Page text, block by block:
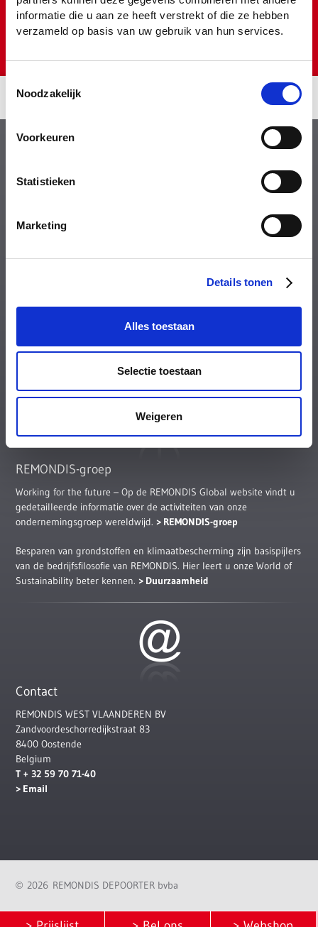
informatie die u aan ze heeft verstrekt of die ze hebben
verzameld op basis van uw gebruik van hun services.
Toestemmingsselectie
Noodzakelijk
Voorkeuren
Statistieken
Marketing
Details tonen
Alles toestaan
Selectie toestaan
Weigeren
REMONDIS DEPOORTER bvba
Algemene voorwaarden
Privacyverklaring
Naar contactformulier
Acceptatievoorwaarden Remondis Depoorter BV ( PDF)
REMONDIS-groep
Working for the future – Op de REMONDIS Global website vindt u
gedetailleerde informatie over de activiteiten van onze
ondernemingsgroep wereldwijd.
REMONDIS-groep
Besparen van grondstoffen en klimaatbescherming zijn basispijlers
van de bedrijfsfilosofie van REMONDIS. Hier leert u onze World of
Sustainability beter kennen.
Duurzaamheid
Contact
REMONDIS WEST VLAANDEREN BV
Zandvoordeschorredijkstraat 83
8400 Oostende
Belgium
T + 32 59 70 71-40
Email
© 2026 REMONDIS DEPOORTER bvba